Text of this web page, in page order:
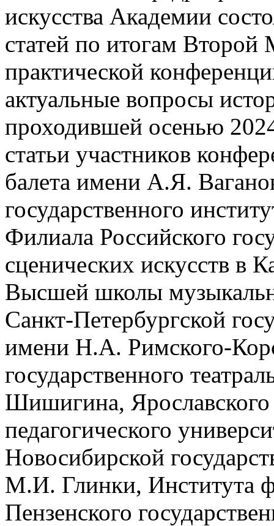
искусства Академии
статей по итогам
практической
актуальные вопросы
проходившей осенью
статьи участников
балета имени А.Я.
государственного
Филиала Российского
сценических искусств в
Высшей школы
Санкт-Петербургской
имени Н.А. Римского-
государственного
Шишигина, Ярославского
педагогического
Новосибирской
М.И. Глинки, Института
Пензенского